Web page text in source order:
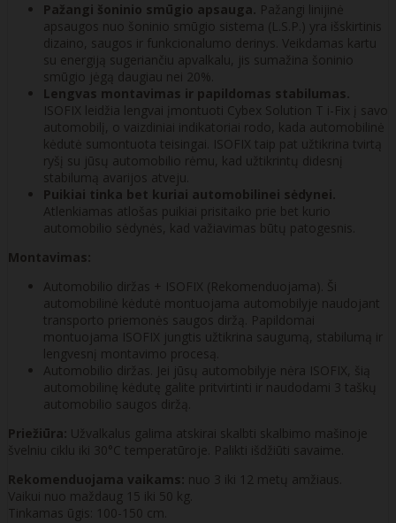
Pažangi šoninio smūgio apsauga. Pažangi linijinė
apsaugos nuo šoninio smūgio sistema (L.S.P.) yra išskirtinis
dizaino, saugos ir funkcionalumo derinys. Veikdamas kartu
su energiją sugeriančiu apvalkalu, jis sumažina šoninio
smūgio jėgą daugiau nei 20%.
Lengvas montavimas ir papildomas stabilumas.
ISOFIX leidžia lengvai įmontuoti Cybex Solution T i-Fix į savo
automobilį, o vaizdiniai indikatoriai rodo, kada automobilinė
kėdutė sumontuota teisingai. ISOFIX taip pat užtikrina tvirtą
ryšį su jūsų automobilio rėmu, kad užtikrintų didesnį
stabilumą avarijos atveju.
Puikiai tinka bet kuriai automobilinei sėdynei.
Atlenkiamas atlošas puikiai prisitaiko prie bet kurio
automobilio sėdynės, kad važiavimas būtų patogesnis.
Montavimas:
Automobilio diržas + ISOFIX (Rekomenduojama). Ši
automobilinė kėdutė montuojama automobilyje naudojant
transporto priemonės saugos diržą. Papildomai
montuojama ISOFIX jungtis užtikrina saugumą, stabilumą ir
lengvesnį montavimo procesą.
Automobilio diržas. Jei jūsų automobilyje nėra ISOFIX, šią
automobilinę kėdutę galite pritvirtinti ir naudodami 3 taškų
automobilio saugos diržą.
Priežiūra: Užvalkalus galima atskirai skalbti skalbimo mašinoje
švelniu ciklu iki 30°C temperatūroje. Palikti išdžiūti savaime.
Rekomenduojama vaikams: nuo 3 iki 12 metų amžiaus.
Vaikui nuo maždaug 15 iki 50 kg.
Tinkamas ūgis: 100-150 cm.